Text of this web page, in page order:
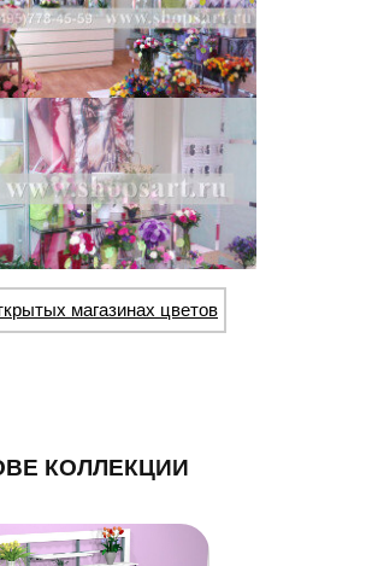
магазинах цветов
КОЛЛЕКЦИИ